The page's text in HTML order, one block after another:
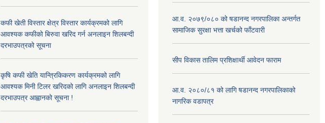
कफी खेती विस्तार क्षेत्र विस्तार कार्यक्रमको लागि
आवश्यक कफीको बिरुवा खरिद गर्न अनलाइन शिलबन्दी
दरभाउपत्रको सूचना
कृषि कफी खेति यान्त्रिकिकरण कार्यक्रमको लागि
आवश्यक मिनी टिलर खरिदको लागि अनलाइन शिलबन्दी
दरभाउपत्र आह्वानको सूचना !
आ.व. २०७९/०८० को षडानन्द नगरपालिका अन्तर्गत
सामाजिक सुरक्षा भत्ता खर्चको फाँटवारी
सीप विकास तालिम प्रशिक्षार्थी आवेदन फाराम
आ.व. २०८०/८१ को लागि षडानन्द नगरपालिकाको
नागरिक वडापत्र